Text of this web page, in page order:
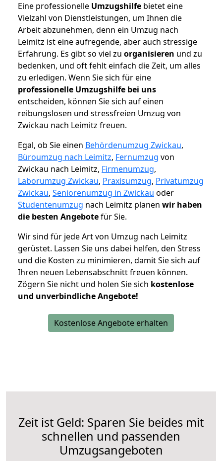
Eine professionelle Umzugshilfe bietet eine
Vielzahl von Dienstleistungen, um Ihnen die
Arbeit abzunehmen, denn ein Umzug nach
Leimitz ist eine aufregende, aber auch stressige
Erfahrung. Es gibt so viel zu organisieren und zu
bedenken, und oft fehlt einfach die Zeit, um alles
zu erledigen. Wenn Sie sich für eine
professionelle Umzugshilfe bei uns
entscheiden, können Sie sich auf einen
reibungslosen und stressfreien Umzug von
Zwickau nach Leimitz freuen.
Egal, ob Sie einen Behördenumzug Zwickau,
Büroumzug nach Leimitz, Fernumzug von
Zwickau nach Leimitz, Firmenumzug,
Laborumzug Zwickau, Praxisumzug, Privatumzug
Zwickau, Seniorenumzug in Zwickau oder
Studentenumzug nach Leimitz planen wir haben
die besten Angebotefür Sie.
Wir sind für jede Art von Umzug nach Leimitz
gerüstet. Lassen Sie uns dabei helfen, den Stress
und die Kosten zu minimieren, damit Sie sich auf
Ihren neuen Lebensabschnitt freuen können.
Zögern Sie nicht und holen Sie sich kostenlose
und unverbindliche Angebote!
Kostenlose Angebote erhalten
Zeit ist Geld: Sparen Sie beides mit
schnellen und passenden
Umzugsangeboten